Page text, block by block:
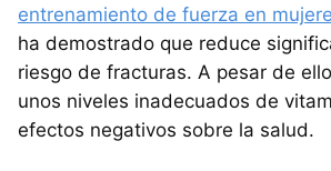
entrenamiento de fuerza en
ha demostrado que reduce
riesgo de fracturas. A pesar de
unos niveles inadecuados de
efectos negativos sobre la salud.